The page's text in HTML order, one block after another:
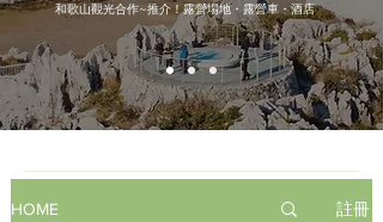
和歌山觀光合作~推介！露營場地・露營車・酒店
HOME 註冊